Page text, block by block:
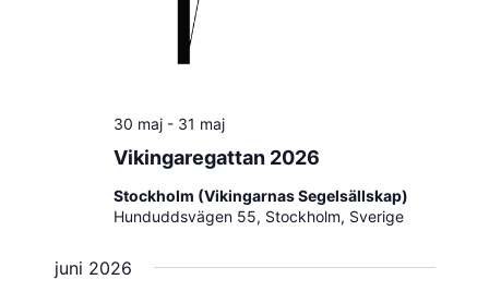
Vikingaregattan 2026
30 maj- 31 maj
Stockholm (Vikingarnas Segelsällskap)
Hunduddsvägen 55, Stockholm, Sverige
juni 2026